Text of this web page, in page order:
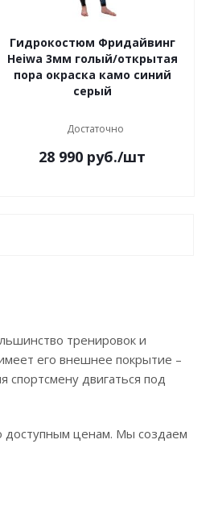
Гидрокостюм Фридайвинг
Heiwa 3мм голый/открытая
пора окраска камо синий
серый
Достаточно
28 990 руб./шт
тренировок и
его внешнее покрытие –
спортсмену двигаться под
доступным ценам. Мы создаем